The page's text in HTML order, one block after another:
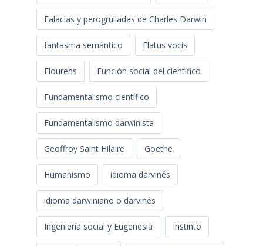
Falacias y perogrulladas de Charles Darwin
fantasma semántico Flatus vocis
Flourens Función social del científico
Fundamentalismo científico
Fundamentalismo darwinista
Geoffroy Saint Hilaire Goethe
Humanismo idioma darvinés
idioma darwiniano o darvinés
Ingeniería social y Eugenesia Instinto